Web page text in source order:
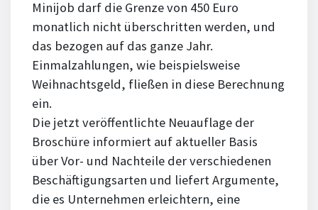
Minijob darf die Grenze von 450 Euro
monatlich nicht überschritten werden, und
das bezogen auf das ganze Jahr.
Einmalzahlungen, wie beispielsweise
Weihnachtsgeld, fließen in diese Berechnung
ein.
Die jetzt veröffentlichte Neuauflage der
Broschüre informiert auf aktueller Basis
über Vor- und Nachteile der verschiedenen
Beschäftigungsarten und liefert Argumente,
die es Unternehmen erleichtern, eine